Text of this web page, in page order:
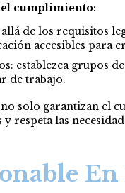
cumplimiento:
de los requisitos
accesibles para
establezca grupos
de trabajo.
solo garantizan el
respeta las